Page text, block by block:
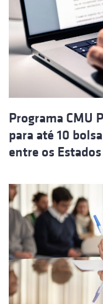
Programa CMU
para até 10
entre os